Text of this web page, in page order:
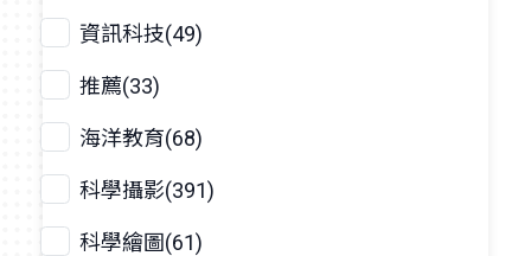
資訊科技(49)
推薦(33)
海洋教育(68)
科學攝影(391)
科學繪圖(61)